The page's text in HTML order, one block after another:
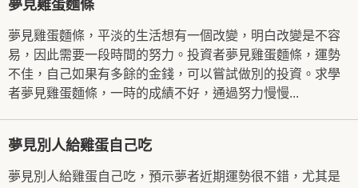
夢見雞蛋麵條
夢見雞蛋麵條，平淡的生活想有一個改變，明白改變是不容
易，因此需要一段時間的努力。投資者夢見雞蛋麵條，運勢
不佳，自己如果有多餘的金錢，可以嘗試做別的投資。求學
者夢見雞蛋麵條，一時的成績不好，通過努力慢慢...
夢見別人給雞蛋自己吃
夢見別人給雞蛋自己吃，預示夢者近期運勢很不錯，尤其是